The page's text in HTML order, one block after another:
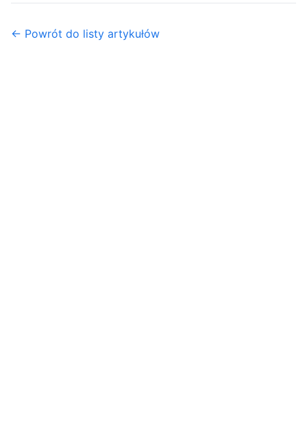
← Powrót do listy artykułów